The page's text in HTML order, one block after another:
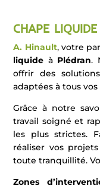
CHAPE
A. Hinault, votre
liquide à Plédran.
offrir des
adaptées à tous vos
Grâce à notre
travail soigné et
les plus strictes.
réaliser vos
toute tranquillité.
Zones